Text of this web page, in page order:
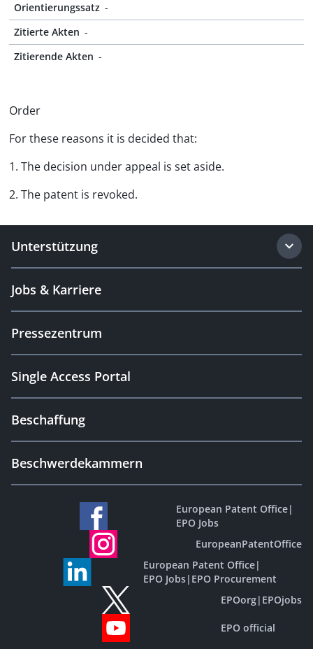
Orientierungssatz -
Zitierte Akten -
Zitierende Akten -
Order
For these reasons it is decided that:
1. The decision under appeal is set aside.
2. The patent is revoked.
Unterstützung
Jobs & Karriere
Pressezentrum
Single Access Portal
Beschaffung
Beschwerdekammern
European Patent Office|
EPO Jobs
EuropeanPatentOffice
European Patent Office|
EPO Jobs| EPO Procurement
EPOorg| EPOjobs
EPO official